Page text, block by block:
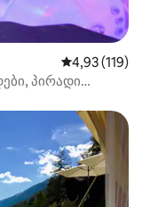
საშუალო
4,93 (119)
პირადი